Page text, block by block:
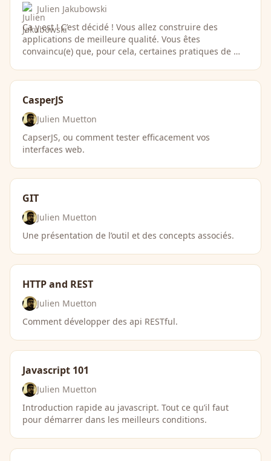
Julien Jakubowski
Ça y est ! C’est décidé ! Vous allez construire des
applications de meilleure qualité. Vous êtes
convaincu(e) que, pour cela, certaines pratiques de …
CasperJS
Julien Muetton
CapserJS, ou comment tester efficacement vos
interfaces web.
GIT
Julien Muetton
Une présentation de l’outil et des concepts associés.
HTTP and REST
Julien Muetton
Comment développer des api RESTful.
Javascript 101
Julien Muetton
Introduction rapide au javascript. Tout ce qu’il faut
pour démarrer dans les meilleurs conditions.